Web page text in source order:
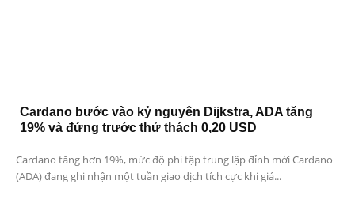
Cardano bước vào kỷ nguyên Dijkstra, ADA tăng
19% và đứng trước thử thách 0,20 USD
Cardano tăng hơn 19%, mức độ phi tập trung lập đỉnh mới Cardano
(ADA) đang ghi nhận một tuần giao dịch tích cực khi giá...